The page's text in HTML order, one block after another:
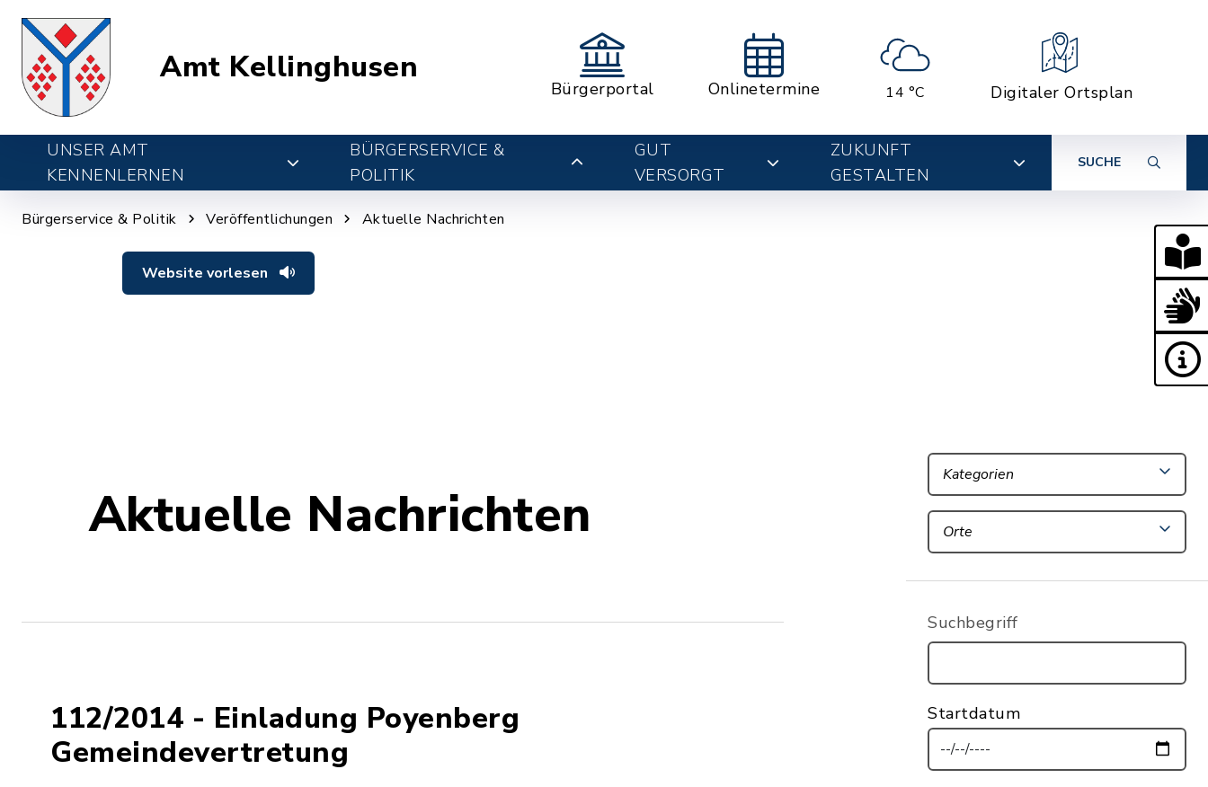
Amt Kellinghusen
Bürgerportal Onlinetermine 14 °C Digitaler Ortsplan
UNSER AMT
KENNENLERNEN
BÜRGERSERVICE &
POLITIK
GUT
VERSORGT
ZUKUNFT
GESTALTEN
SUCHE
Bürgerservice & Politik Veröffentlichungen Aktuelle Nachrichten
Website vorlesen
Aktuelle Nachrichten
112/2014 - Einladung Poyenberg
Gemeindevertretung
Kategorien
Orte
Suchbegriff
Startdatum